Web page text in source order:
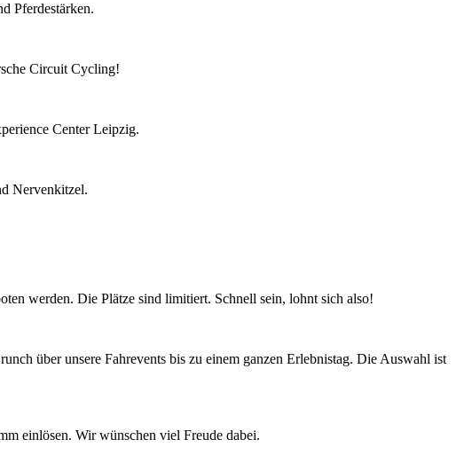
Pferdestärken.
Circuit Cycling!
Center Leipzig.
Nervenkitzel.
werden. Die Plätze sind limitiert. Schnell sein, lohnt sich also!
über unsere Fahrevents bis zu einem ganzen Erlebnistag. Die Auswahl ist
einlösen. Wir wünschen viel Freude dabei.